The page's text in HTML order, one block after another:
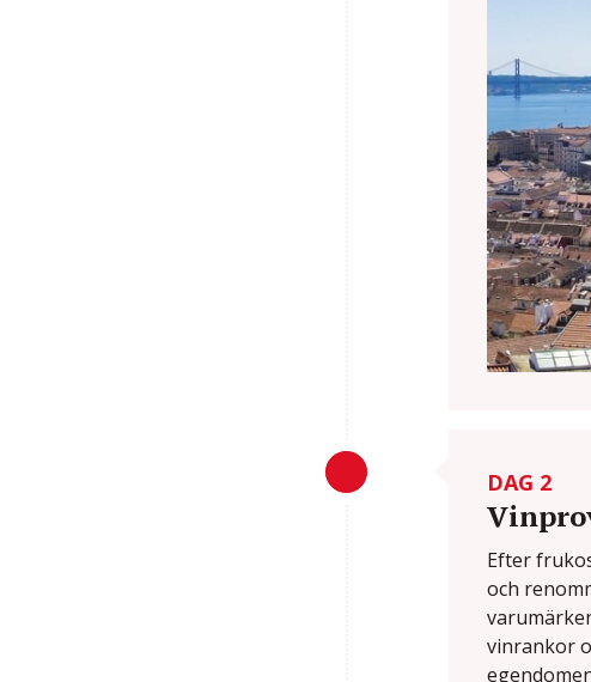
DAG 2
Efter
och
vinrankor